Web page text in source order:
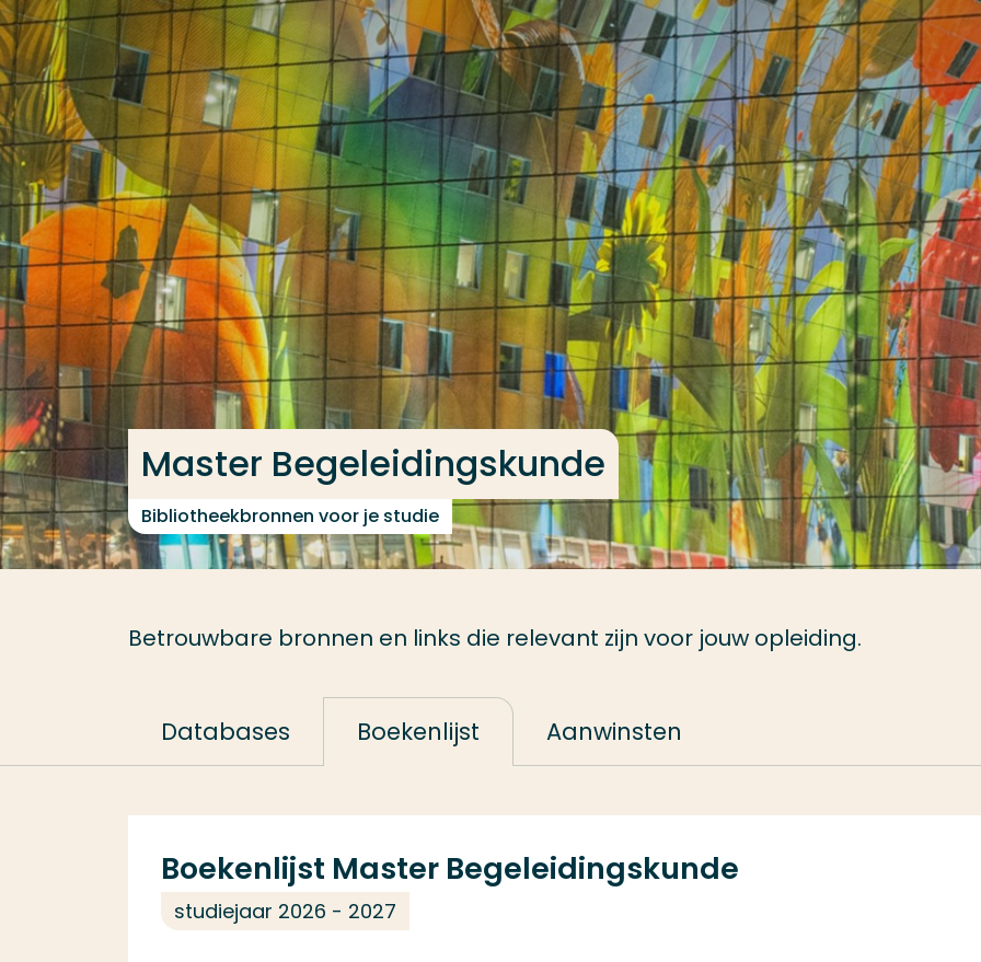
Ga direct naar de content
Master Begeleidingskunde
Bibliotheekbronnen voor je studie
Betrouwbare bronnen en links die relevant zijn voor jouw opleiding.
Databases Boekenlijst Aanwinsten
Boekenlijst Master Begeleidingskunde
studiejaar 2026 - 2027
Veel gezocht
Opleiding
Contact